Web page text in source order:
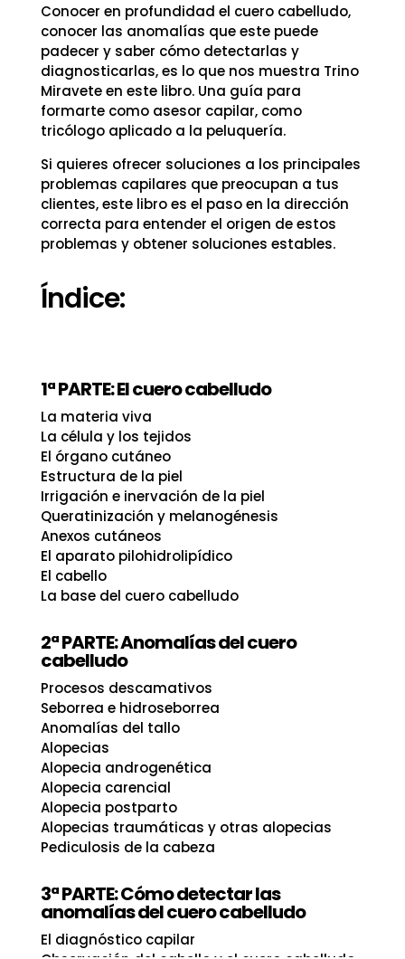
Conocer en profundidad el cuero cabelludo,
conocer las anomalías que este puede
padecer y saber cómo detectarlas y
diagnosticarlas, es lo que nos muestra Trino
Miravete en este libro. Una guía para
formarte como asesor capilar, como
tricólogo aplicado a la peluquería.
Si quieres ofrecer soluciones a los principales
problemas capilares que preocupan a tus
clientes, este libro es el paso en la dirección
correcta para entender el origen de estos
problemas y obtener soluciones estables.
Índice:
1ª PARTE: El cuero cabelludo
La materia viva
La célula y los tejidos
El órgano cutáneo
Estructura de la piel
Irrigación e inervación de la piel
Queratinización y melanogénesis
Anexos cutáneos
El aparato pilohidrolipídico
El cabello
La base del cuero cabelludo
2ª PARTE: Anomalías del cuero
cabelludo
Procesos descamativos
Seborrea e hidroseborrea
Anomalías del tallo
Alopecias
Alopecia androgenética
Alopecia carencial
Alopecia postparto
Alopecias traumáticas y otras alopecias
Pediculosis de la cabeza
3ª PARTE: Cómo detectar las
anomalías del cuero cabelludo
El diagnóstico capilar